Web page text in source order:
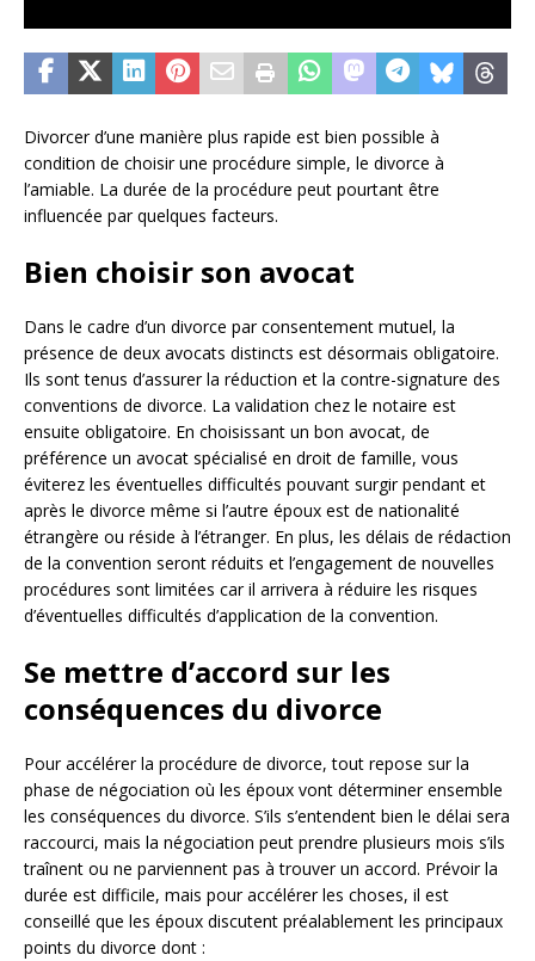
Divorcer d’une manière plus rapide est bien possible à
condition de choisir une procédure simple, le divorce à
l’amiable. La durée de la procédure peut pourtant être
influencée par quelques facteurs.
Bien choisir son avocat
Dans le cadre d’un divorce par consentement mutuel, la
présence de deux avocats distincts est désormais obligatoire.
Ils sont tenus d’assurer la réduction et la contre-signature des
conventions de divorce. La validation chez le notaire est
ensuite obligatoire. En choisissant un bon avocat, de
préférence un avocat spécialisé en droit de famille, vous
éviterez les éventuelles difficultés pouvant surgir pendant et
après le divorce même si l’autre époux est de nationalité
étrangère ou réside à l’étranger. En plus, les délais de rédaction
de la convention seront réduits et l’engagement de nouvelles
procédures sont limitées car il arrivera à réduire les risques
d’éventuelles difficultés d’application de la convention.
Se mettre d’accord sur les
conséquences du divorce
Pour accélérer la procédure de divorce, tout repose sur la
phase de négociation où les époux vont déterminer ensemble
les conséquences du divorce. S’ils s’entendent bien le délai sera
raccourci, mais la négociation peut prendre plusieurs mois s’ils
traînent ou ne parviennent pas à trouver un accord. Prévoir la
durée est difficile, mais pour accélérer les choses, il est
conseillé que les époux discutent préalablement les principaux
points du divorce dont :